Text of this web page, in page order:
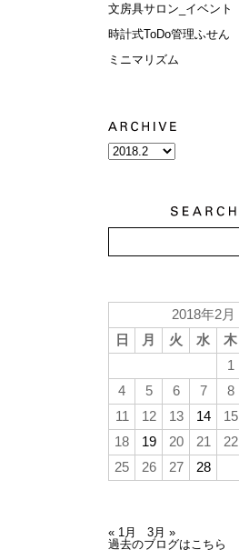
文房具サロン_イベント
時計式ToDo管理ふせん
ミニマリズム
2018年2月
日
月 火 水 木
1
4
5 6 7 8
11
12 13 14 15
18
19 20 21 22
25
26 27 28
« 1月
3月 »
過去のブログはこちら